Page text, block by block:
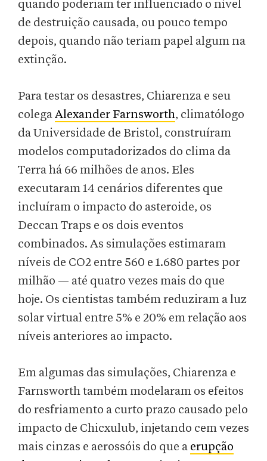
quando poderiam ter influenciado o nível
de destruição causada, ou pouco tempo
depois, quando não teriam papel algum na
extinção.
Para testar os desastres, Chiarenza e seu
colegaAlexander Farnsworth, climatólogo
da Universidade de Bristol, construíram
modelos computadorizados do clima da
Terra há 66 milhões de anos. Eles
executaram 14 cenários diferentes que
incluíram o impacto do asteroide, os
Deccan Traps e os dois eventos
combinados. As simulações estimaram
níveis de CO2 entre 560 e 1.680 partes por
milhão — até quatro vezes mais do que
hoje. Os cientistas também reduziram a luz
solar virtual entre 5% e 20% em relação aos
níveis anteriores ao impacto.
Em algumas das simulações, Chiarenza e
Farnsworth também modelaram os efeitos
do resfriamento a curto prazo causado pelo
impacto de Chicxulub, injetando cem vezes
mais cinzas e aerossóis do que a erupção